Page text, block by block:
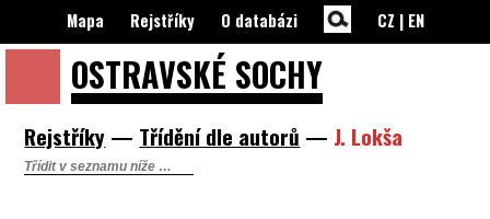
OSTRAVSKÉ SOCHY
Mapa Rejstříky O databázi CZ | EN
Rejstříky — Třídění dle autorů — J. Lokša